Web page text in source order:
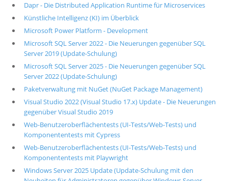
Dapr - Die Distributed Application Runtime für Microservices
Künstliche Intelligenz (KI) im Überblick
Microsoft Power Platform - Development
Microsoft SQL Server 2022 - Die Neuerungen gegenüber SQL
Server 2019 (Update-Schulung)
Microsoft SQL Server 2025 - Die Neuerungen gegenüber SQL
Server 2022 (Update-Schulung)
Paketverwaltung mit NuGet (NuGet Package Management)
Visual Studio 2022 (Visual Studio 17.x) Update - Die Neuerungen
gegenüber Visual Studio 2019
Web-Benutzeroberflächentests (UI-Tests/Web-Tests) und
Komponententests mit Cypress
Web-Benutzeroberflächentests (UI-Tests/Web-Tests) und
Komponententests mit Playwright
Windows Server 2025 Update (Update-Schulung mit den